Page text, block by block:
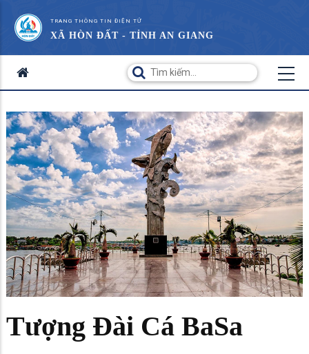
TRANG THÔNG TIN ĐIỆN TỬ
XÃ HÒN ĐẤT - TỈNH AN GIANG
Tượng Đài Cá BaSa